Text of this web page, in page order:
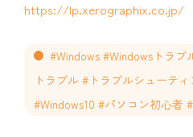
https://lp.xerographix.co.jp/
#Windows #Windowsトラ
トラブル #トラブルシューティ
#Windows10 #パソコン初心者